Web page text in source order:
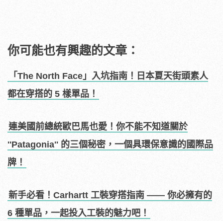
你可能也有興趣的文章：
「The North Face」入坑指南！日本夏天街頭素人
都在穿搭的 5 樣單品！
連美國前總統歐巴馬也愛！你不能不知道關於
''Patagonia'' 的三個秘密，一個具環保意識的國際品
牌！
新手必看！Carhartt 工裝穿搭指南 —— 你必擁有的
6 種單品，一起投入工裝的魅力吧！